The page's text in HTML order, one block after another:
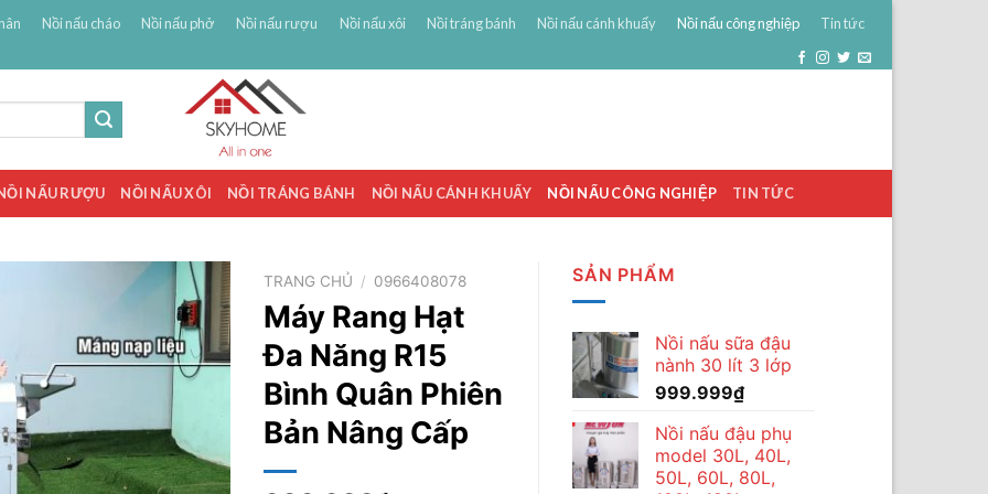
Nồi nấu cháo Nồi nấu phở Nồi nấu rượu Nồi nấu xôi Nồi tráng bánh Nồi nấu cánh khuấy Nồi nấu công nghiệp Tin tức
NẤU RƯỢU NỒI NẤU XÔI NỒI TRÁNG BÁNH NỒI NẤU CÁNH KHUẤY NỒI NẤU CÔNG NGHIỆP TIN TỨC
TRANG CHỦ / 0966408078
Máy Rang Hạt
Đa Năng R15
Bình Quân Phiên
Bản Nâng Cấp
SẢN PHẨM
Nồi nấu sữa đậu
nành 30 lít 3 lớp
999.999₫
Nồi nấu đậu phụ
model 30L, 40L,
50L, 60L, 80L,